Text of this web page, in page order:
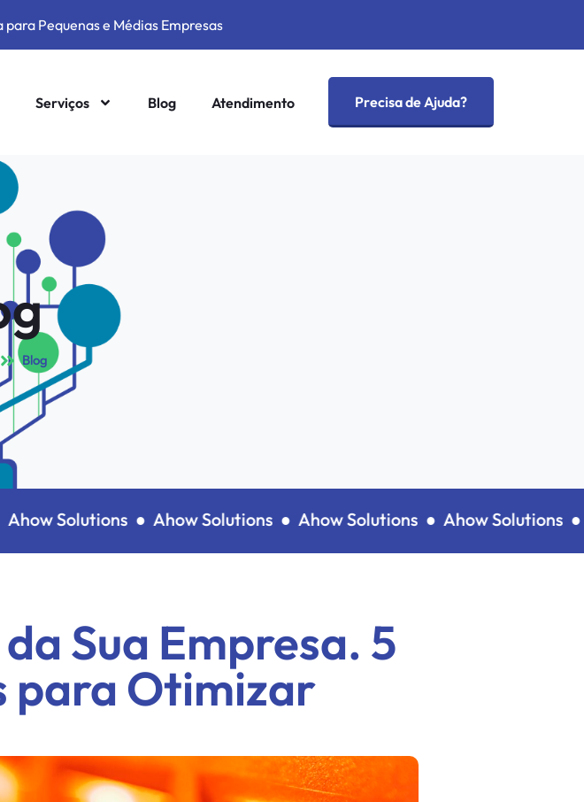
Pequenas e Médias Empresas
Serviços Blog Atendimento Precisa de Ajuda?
Blog
Solutions ●Ahow Solutions ●Ahow Solutions ●Ahow Solutions ●
Sua Empresa. 5
para Otimizar